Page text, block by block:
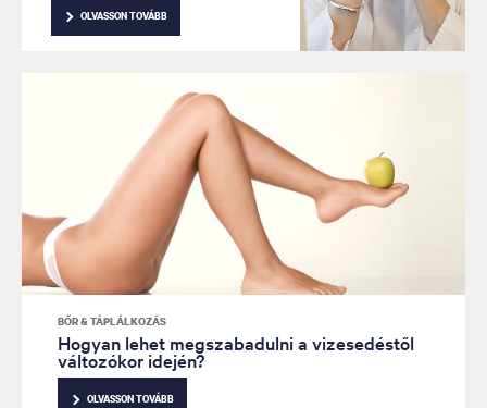
OLVASSON TOVÁBB
BŐR & TÁPLÁLKOZÁS
Hogyan lehet megszabadulni a vizesedéstől
változókor idején?
OLVASSON TOVÁBB